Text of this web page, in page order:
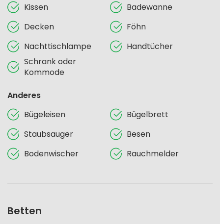
Kissen
Decken
Nachttischlampe
Schrank oder
Kommode
Badewanne
Föhn
Handtücher
Anderes
Bügeleisen
Bügelbrett
Staubsauger
Besen
Bodenwischer
Rauchmelder
Betten